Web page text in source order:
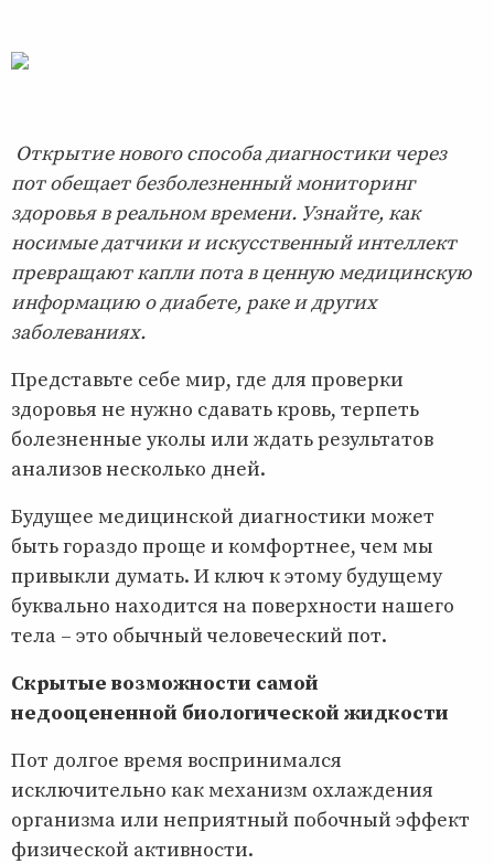
Открытие нового способа диагностики через
пот обещает безболезненный мониторинг
здоровья в реальном времени. Узнайте, как
носимые датчики и искусственный интеллект
превращают капли пота в ценную медицинскую
информацию о диабете, раке и других
заболеваниях.
Представьте себе мир, где для проверки
здоровья не нужно сдавать кровь, терпеть
болезненные уколы или ждать результатов
анализов несколько дней.
Будущее медицинской диагностики может
быть гораздо проще и комфортнее, чем мы
привыкли думать. И ключ к этому будущему
буквально находится на поверхности нашего
тела – это обычный человеческий пот.
Скрытые возможности самой
недооцененной биологической жидкости
Пот долгое время воспринимался
исключительно как механизм охлаждения
организма или неприятный побочный эффект
физической активности.